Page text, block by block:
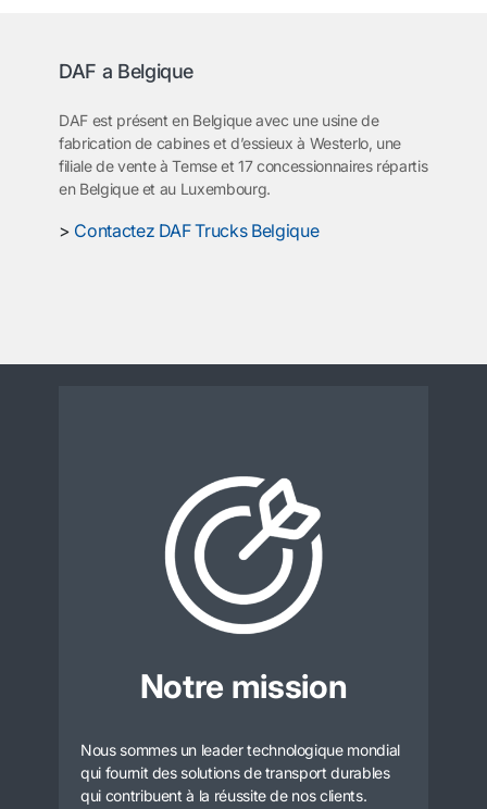
DAF a Belgique
DAF est présent en Belgique avec une usine de
fabrication de cabines et d’essieux à Westerlo, une
filiale de vente à Temse et 17 concessionnaires répartis
en Belgique et au Luxembourg.
> Contactez DAF Trucks Belgique
Notre mission
Nous sommes un leader technologique mondial
qui fournit des solutions de transport durables
qui contribuent à la réussite de nos clients.